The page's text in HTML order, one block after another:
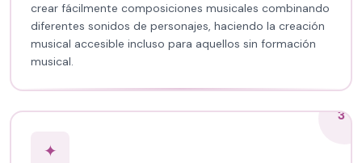
crear fácilmente composiciones musicales combinando
diferentes sonidos de personajes, haciendo la creación
musical accesible incluso para aquellos sin formación
musical.
3
✦